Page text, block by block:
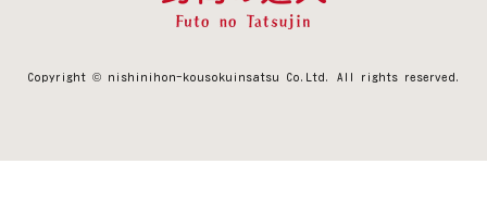
Copyright © nishinihon-kousokuinsatsu Co.Ltd. All rights reserved.